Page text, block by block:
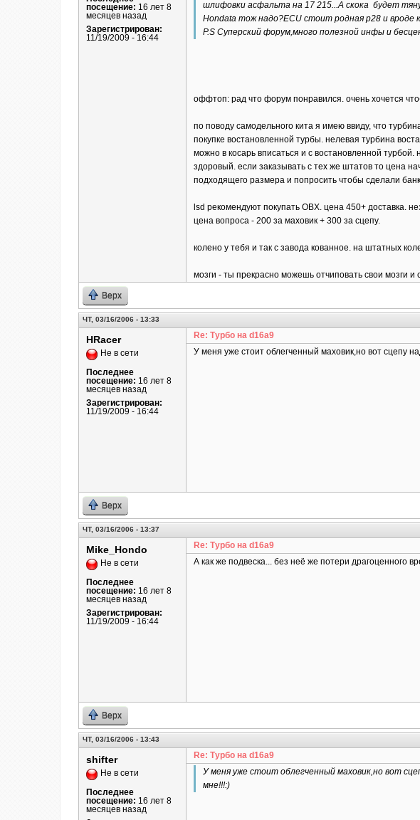
посещение: 16 лет 8
месяцев назад
Зарегистрирован:
11/19/2009 - 16:44
шлифовки асфальта на 17 215...А скока будет
Hondata тож надо?ECU стоит родная p28 и вроде
P.S Суперский форум,много полезной инфы и
оффтоп: рад что форум понравился. очень хочется
по поводу самодельного кита я имею ввиду, что
покупке востановленной турбы. нелевая турбина
можно в косарь вписаться и с востановленной
здоровый. если заказывать с тех же штатов то цена
подходящего размера и попросить чтобы сделали
lsd рекомендуют покупать OBX. цена 450+ доставка.
цена вопроса - 200 за маховик + 300 за сцепу.
колено у тебя и так с завода кованное. на штатных
мозги - ты прекрасно можешь отчиповать свои мозги
Верх
ЧТ, 03/16/2006 - 13:33
HRacer
Не в сети
Последнее
посещение: 16 лет 8
месяцев назад
Зарегистрирован:
11/19/2009 - 16:44
Re: Турбо на d16a9
У меня уже стоит облегченный маховик,но вот сцепу
Верх
ЧТ, 03/16/2006 - 13:37
Mike_Hondo
Не в сети
Последнее
посещение: 16 лет 8
месяцев назад
Зарегистрирован:
11/19/2009 - 16:44
Re: Турбо на d16a9
А как же подвеска... без неё же потери драгоценного
Верх
ЧТ, 03/16/2006 - 13:43
shifter
Не в сети
Последнее
посещение: 16 лет 8
месяцев назад
Re: Турбо на d16a9
У меня уже стоит облегченный маховик,но вот
мне!!!:)